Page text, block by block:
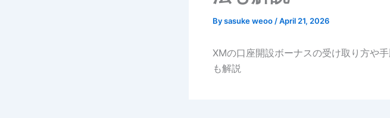
Bysasuke weoo /April 21, 2026
XMの口座開設ボーナスの受け取り方や
も解説